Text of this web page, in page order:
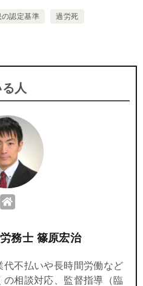
の認定基準 過労死
人
務士 篠原宏治
不払いや長時間労働など
相談対応、監督指導（臨